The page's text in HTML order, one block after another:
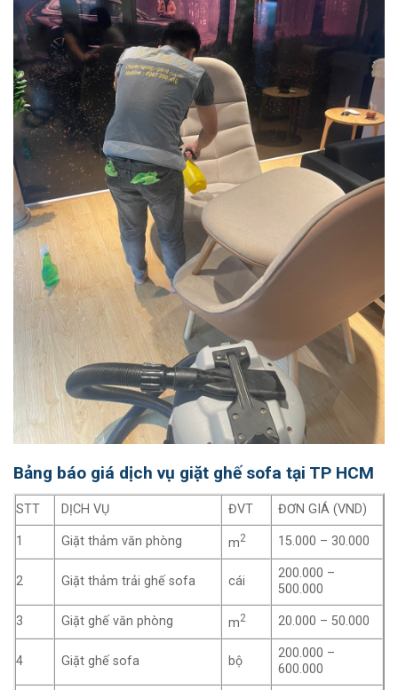
Bảng báo giá dịch vụ giặt ghế sofa tại TP HCM
STT DỊCH VỤ ĐVT ĐƠN GIÁ (VND)
1 Giặt thảm văn phòng m2 15.000 – 30.000
2 Giặt thảm trải ghế sofa cái
200.000 –
500.000
3 Giặt ghế văn phòng m2 20.000 – 50.000
4 Giặt ghế sofa bộ
200.000 –
600.000